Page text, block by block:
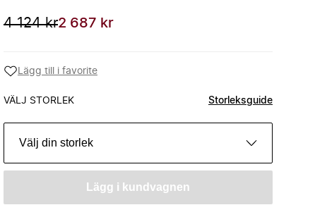
4 124 kr2 687 kr
Lägg till i favorite
VÄLJ STORLEK Storleksguide
Välj din storlek
Lägg i kundvagnen